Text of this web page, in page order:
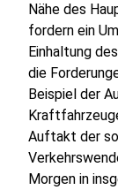
Nähe des
fordern ein
Einhaltung
die
Beispiel der
Auftakt der
Morgen in